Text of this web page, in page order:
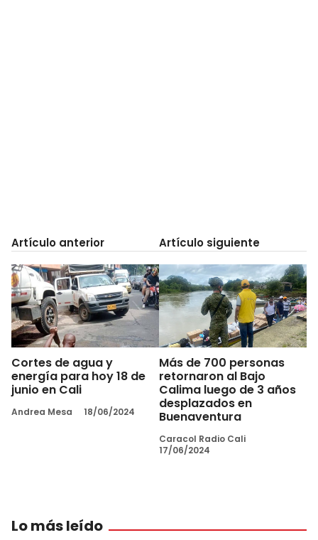
Artículo anterior
Cortes de agua y
energía para hoy 18 de
junio en Cali
Andrea Mesa 18/06/2024
Artículo siguiente
Más de 700 personas
retornaron al Bajo
Calima luego de 3 años
desplazados en
Buenaventura
Caracol Radio Cali
17/06/2024
Lo más leído